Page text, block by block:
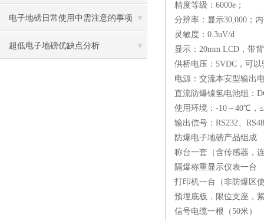
电子地磅日常使用中需注意的事项
超低电子地磅优缺点分析
精度等级：6000e；
分辨率：显示30,000；
灵敏度：0.3uV/d
显示：20mm LCD，带
供桥电压：5VDC，可
电源：交流本安型输出
直流防爆镍氢电池组：
使用环境：-10～40℃，
输出信号：RS232、
防爆电子地磅产品组成
称台一套（含传感器，
隔爆称重显示仪表一台
打印机一台（非防爆区
预埋底板，限位支座，
信号电缆一根（50米）